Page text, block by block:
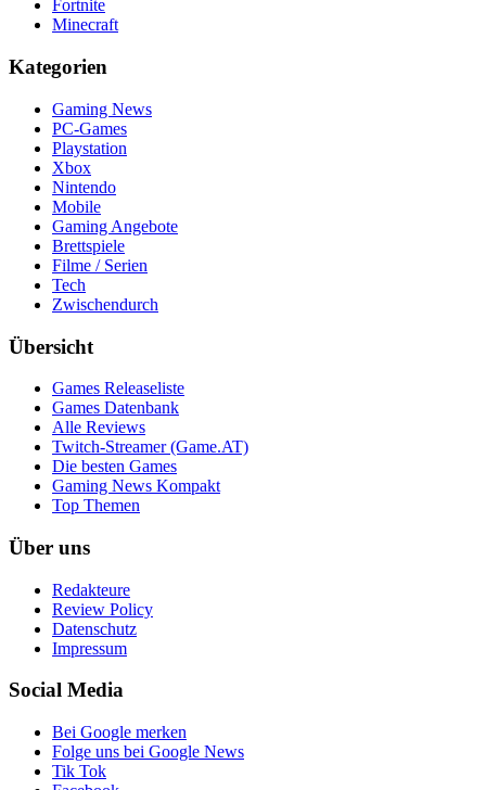
Fortnite
Minecraft
Kategorien
Gaming News
PC-Games
Playstation
Xbox
Nintendo
Mobile
Gaming Angebote
Brettspiele
Filme / Serien
Tech
Zwischendurch
Übersicht
Games Releaseliste
Games Datenbank
Alle Reviews
Twitch-Streamer (Game.AT)
Die besten Games
Gaming News Kompakt
Top Themen
Über uns
Redakteure
Review Policy
Datenschutz
Impressum
Social Media
Bei Google merken
Folge uns bei Google News
Tik Tok